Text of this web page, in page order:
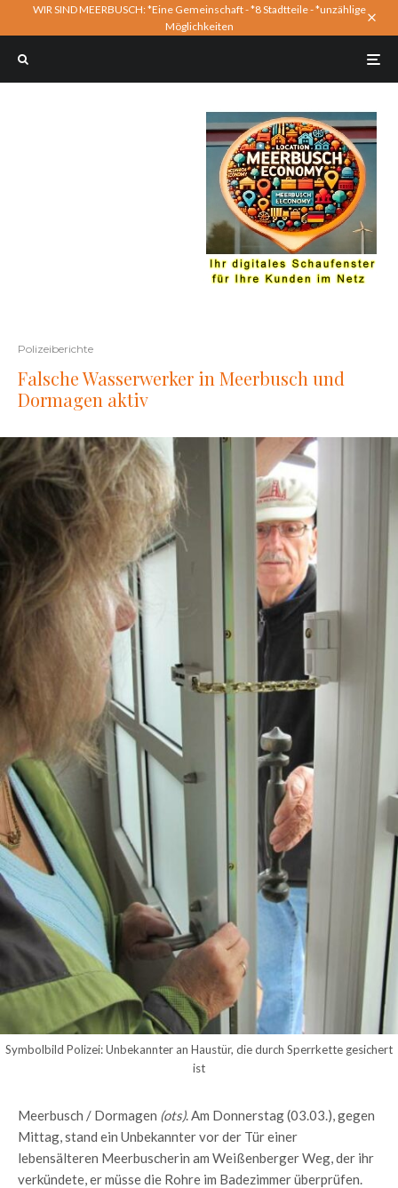
WIR SIND MEERBUSCH: *Eine Gemeinschaft - *8 Stadtteile - *unzählige
Möglichkeiten
Polizeiberichte
Falsche Wasserwerker in Meerbusch und
Dormagen aktiv
Symbolbild Polizei: Unbekannter an Haustür, die durch Sperrkette gesichert
ist
Meerbusch / Dormagen (ots). Am Donnerstag (03.03.), gegen
Mittag, stand ein Unbekannter vor der Tür einer
lebensälteren Meerbuscherin am Weißenberger Weg, der ihr
verkündete, er müsse die Rohre im Badezimmer überprüfen.